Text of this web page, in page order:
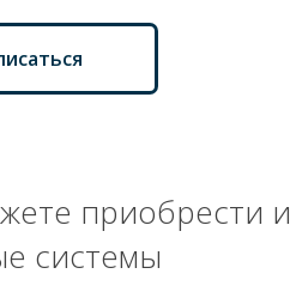
приобрести и
системы